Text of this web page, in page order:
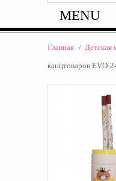
MENU
Главная / Детская
канцтоваров EVO-